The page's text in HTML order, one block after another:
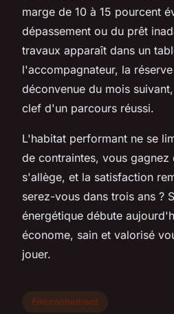
marge de 10 à 15 pourcent
dépassement ou du prêt
travaux apparaît dans un
l'accompagnateur, la
déconvenue du mois
clef d'un parcours réussi.
L'habitat performant ne se
de contraintes, vous
s'allège, et la satisfaction
serez-vous dans trois ans ?
énergétique débute
économe, sain et valorisé
jouer.
Environnement